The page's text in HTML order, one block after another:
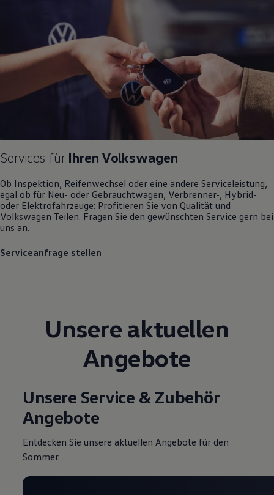
Motorenöl und Flüssigkeiten
Pannen- und Unfallhilfe
Economy Service
Volkswagen Teile
Zubehör
Modellspezifisches Zubehör
Schutz und Pflege
Transport
Entertainment und Elektronik
Individualisieren
Wallbox und Ladekabel
Digitale Extras
Dienste für Ihr Modell finden
Volkswagen Apps, Login und Shop
Updates für Software, Karten und Radio
Über Ihr Auto
Vorgängermodelle
Kundeninformationen
Assistenzsysteme
Elektromobilität
Volkswagen R
Pannen- und Unfallhilfe
Volkswagen Kundenbetreuung
Services für Ihren Volkswagen
Ob Inspektion, Reifenwechsel oder eine andere Serviceleistung,
egal ob für Neu- oder Gebrauchtwagen , Verbrenner-, Hybrid-
oder Elektrofahrzeuge: Profitieren Sie von Qualität und
Volkswagen Teilen. Fragen Sie den gewünschten Service gern bei
uns an.
Serviceanfrage stellen
Unsere aktuellen
Angebote
Unsere Service & Zubehör
Angebote
Entdecken Sie unsere aktuellen Angebote für den
Sommer.